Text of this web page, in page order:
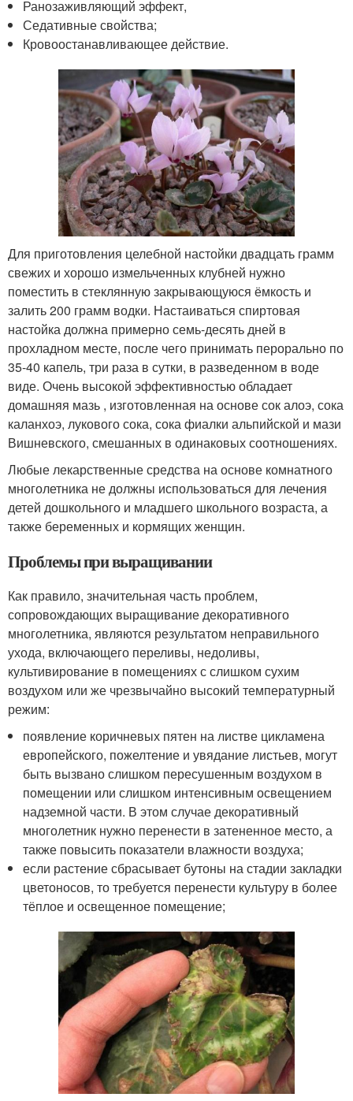
Ранозаживляющий эффект,
Седативные свойства;
Кровоостанавливающее действие.
Для приготовления целебной настойки двадцать грамм
свежих и хорошо измельченных клубней нужно
поместить в стеклянную закрывающуюся ёмкость и
залить 200 грамм водки. Настаиваться спиртовая
настойка должна примерно семь-десять дней в
прохладном месте, после чего принимать перорально по
35-40 капель, три раза в сутки, в разведенном в воде
виде. Очень высокой эффективностью обладает
домашняя мазь , изготовленная на основе сок алоэ, сока
каланхоэ, лукового сока, сока фиалки альпийской и мази
Вишневского, смешанных в одинаковых соотношениях.
Любые лекарственные средства на основе комнатного
многолетника не должны использоваться для лечения
детей дошкольного и младшего школьного возраста, а
также беременных и кормящих женщин.
Проблемы при выращивании
Как правило, значительная часть проблем,
сопровождающих выращивание декоративного
многолетника, являются результатом неправильного
ухода, включающего переливы, недоливы,
культивирование в помещениях с слишком сухим
воздухом или же чрезвычайно высокий температурный
режим:
появление коричневых пятен на листве цикламена
европейского, пожелтение и увядание листьев, могут
быть вызвано слишком пересушенным воздухом в
помещении или слишком интенсивным освещением
надземной части. В этом случае декоративный
многолетник нужно перенести в затененное место, а
также повысить показатели влажности воздуха;
если растение сбрасывает бутоны на стадии закладки
цветоносов, то требуется перенести культуру в более
тёплое и освещенное помещение;